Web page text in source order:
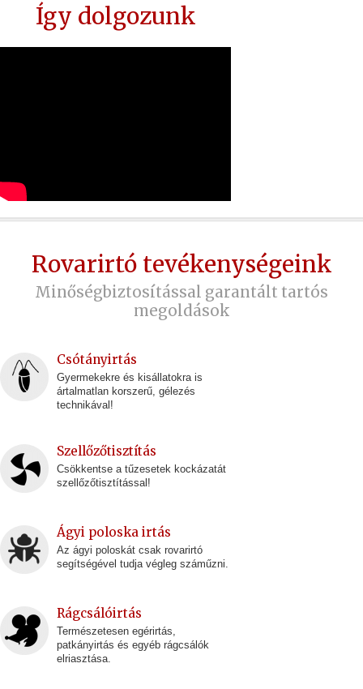
Így dolgozunk
Rovarirtó tevékenységeink
Minőségbiztosítással garantált tartós
megoldások
Csótányirtás
Gyermekekre és kisállatokra is
ártalmatlan korszerű, gélezés
technikával!
Szellőzőtisztítás
Csökkentse a tűzesetek kockázatát
szellőzőtisztítással!
Ágyi poloska irtás
Az ágyi poloskát csak rovarirtó
segítségével tudja végleg száműzni.
Rágcsálóirtás
Természetesen egérirtás,
patkányirtás és egyéb rágcsálók
elriasztása.